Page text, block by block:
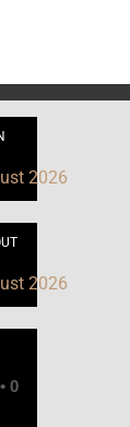
0